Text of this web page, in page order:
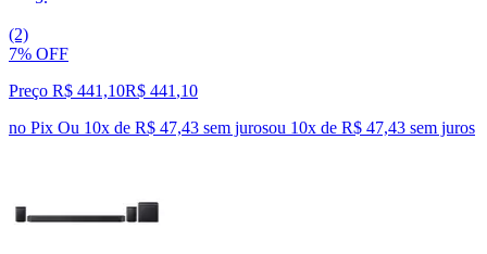
(2)
7% OFF
Preço R$ 441,10R$ 441 ,10
no Pix Ou 10x de R$ 47,43 sem jurosou 10x de R$ 47,43 sem juros